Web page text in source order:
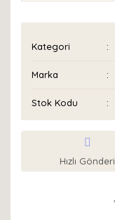
Kategori
Marka
Stok Kodu
Hızlı Gönderi